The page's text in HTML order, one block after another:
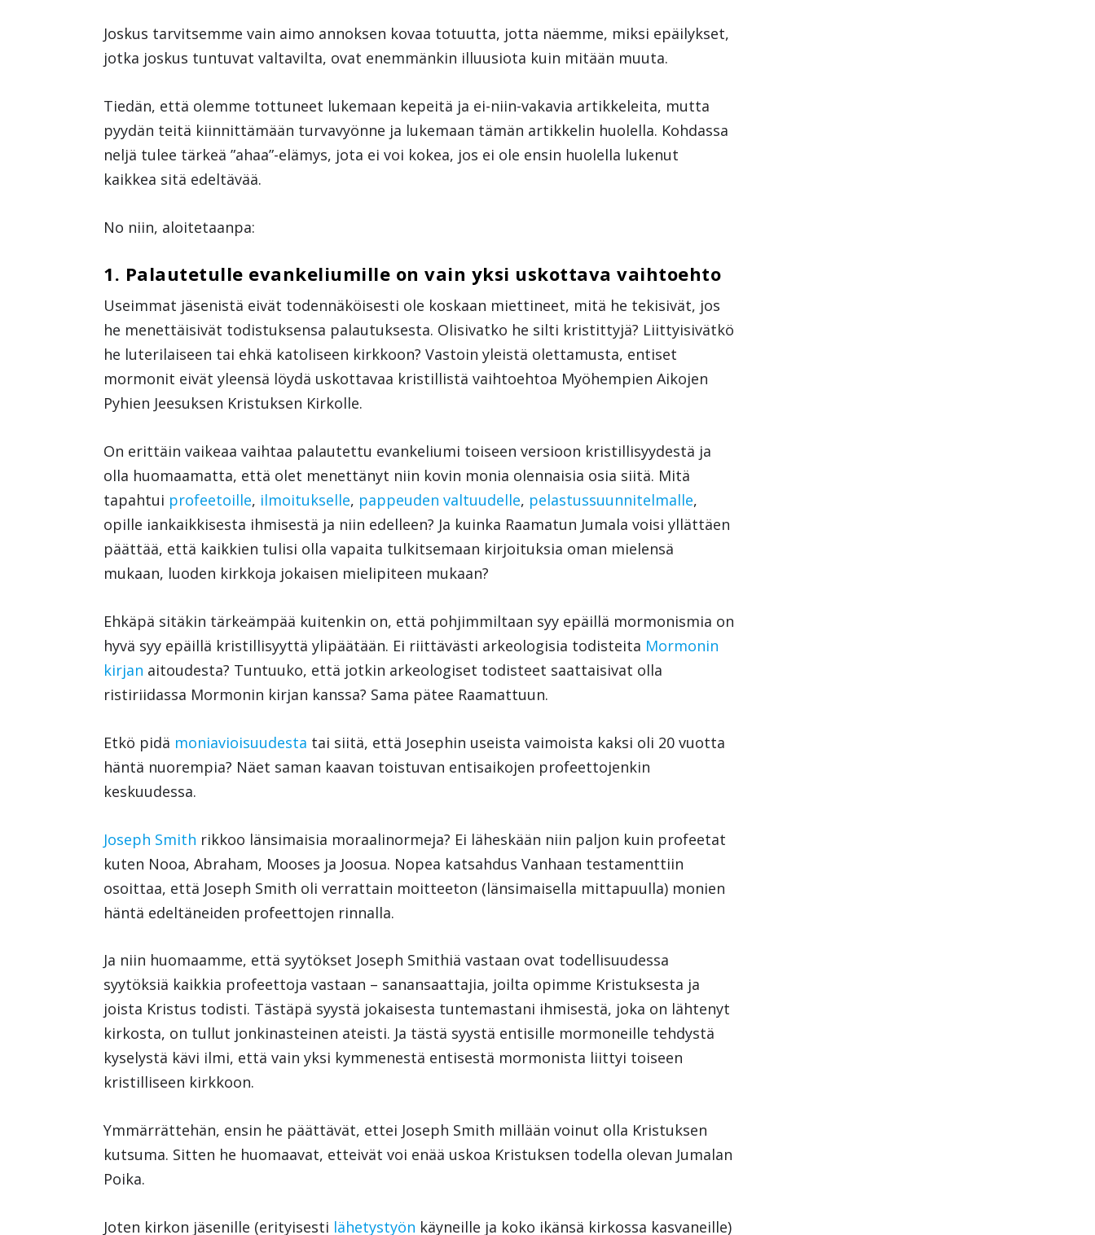
Joskus tarvitsemme vain aimo annoksen kovaa totuutta, jotta näemme, miksi epäilykset,
jotka joskus tuntuvat valtavilta, ovat enemmänkin illuusiota kuin mitään muuta.
Tiedän, että olemme tottuneet lukemaan kepeitä ja ei-niin-vakavia artikkeleita, mutta
pyydän teitä kiinnittämään turvavyönne ja lukemaan tämän artikkelin huolella. Kohdassa
neljä tulee tärkeä ”ahaa”-elämys, jota ei voi kokea, jos ei ole ensin huolella lukenut
kaikkea sitä edeltävää.
No niin, aloitetaanpa:
1. Palautetulle evankeliumille on vain yksi uskottava vaihtoehto
Useimmat jäsenistä eivät todennäköisesti ole koskaan miettineet, mitä he tekisivät, jos
he menettäisivät todistuksensa palautuksesta. Olisivatko he silti kristittyjä? Liittyisivätkö
he luterilaiseen tai ehkä katoliseen kirkkoon? Vastoin yleistä olettamusta, entiset
mormonit eivät yleensä löydä uskottavaa kristillistä vaihtoehtoa Myöhempien Aikojen
Pyhien Jeesuksen Kristuksen Kirkolle.
On erittäin vaikeaa vaihtaa palautettu evankeliumi toiseen versioon kristillisyydestä ja
olla huomaamatta, että olet menettänyt niin kovin monia olennaisia osia siitä. Mitä
tapahtui profeetoille, ilmoitukselle, pappeuden valtuudelle, pelastussuunnitelmalle,
opille iankaikkisesta ihmisestä ja niin edelleen? Ja kuinka Raamatun Jumala voisi yllättäen
päättää, että kaikkien tulisi olla vapaita tulkitsemaan kirjoituksia oman mielensä
mukaan, luoden kirkkoja jokaisen mielipiteen mukaan?
Ehkäpä sitäkin tärkeämpää kuitenkin on, että pohjimmiltaan syy epäillä mormonismia on
hyvä syy epäillä kristillisyyttä ylipäätään. Ei riittävästi arkeologisia todisteita Mormonin
kirjan aitoudesta? Tuntuuko, että jotkin arkeologiset todisteet saattaisivat olla
ristiriidassa Mormonin kirjan kanssa? Sama pätee Raamattuun.
Etkö pidä moniavioisuudesta tai siitä, että Josephin useista vaimoista kaksi oli 20 vuotta
häntä nuorempia? Näet saman kaavan toistuvan entisaikojen profeettojenkin
keskuudessa.
Joseph Smith rikkoo länsimaisia moraalinormeja? Ei läheskään niin paljon kuin profeetat
kuten Nooa, Abraham, Mooses ja Joosua. Nopea katsahdus Vanhaan testamenttiin
osoittaa, että Joseph Smith oli verrattain moitteeton (länsimaisella mittapuulla) monien
häntä edeltäneiden profeettojen rinnalla.
Ja niin huomaamme, että syytökset Joseph Smithiä vastaan ovat todellisuudessa
syytöksiä kaikkia profeettoja vastaan – sanansaattajia, joilta opimme Kristuksesta ja
joista Kristus todisti. Tästäpä syystä jokaisesta tuntemastani ihmisestä, joka on lähtenyt
kirkosta, on tullut jonkinasteinen ateisti. Ja tästä syystä entisille mormoneille tehdystä
kyselystä kävi ilmi, että vain yksi kymmenestä entisestä mormonista liittyi toiseen
kristilliseen kirkkoon.
Ymmärrättehän, ensin he päättävät, ettei Joseph Smith millään voinut olla Kristuksen
kutsuma. Sitten he huomaavat, etteivät voi enää uskoa Kristuksen todella olevan Jumalan
Poika.
Joten kirkon jäsenille (erityisesti lähetystyön käyneille ja koko ikänsä kirkossa kasvaneille)